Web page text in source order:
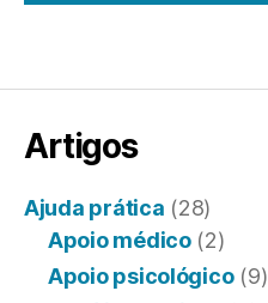
Artigos
Ajuda prática (28)
Apoio médico(2)
Apoio psicológico(9)